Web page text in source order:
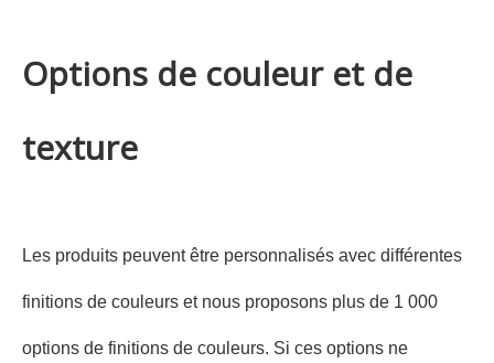
Options de couleur et de
texture
Les produits peuvent être personnalisés avec différentes
finitions de couleurs et nous proposons plus de 1 000
options de finitions de couleurs. Si ces options ne